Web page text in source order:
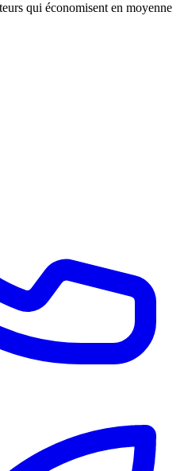
qui économisent en moyenne